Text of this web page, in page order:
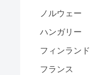
ノルウェー
ハンガリー
フィンランド
フランス